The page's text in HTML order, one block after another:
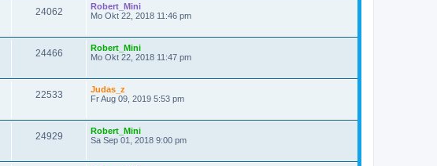
24062
Robert_Mini
Mo Okt 22, 2018 11:46 pm
24466
Robert_Mini
Mo Okt 22, 2018 11:47 pm
22533
Judas_z
Fr Aug 09, 2019 5:53 pm
24929
Robert_Mini
Sa Sep 01, 2018 9:00 pm